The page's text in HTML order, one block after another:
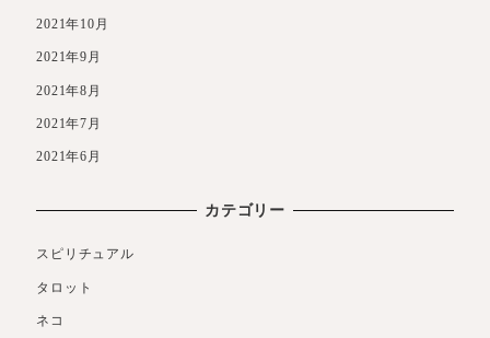
2021年10月
2021年9月
2021年8月
2021年7月
2021年6月
カテゴリー
スピリチュアル
タロット
ネコ